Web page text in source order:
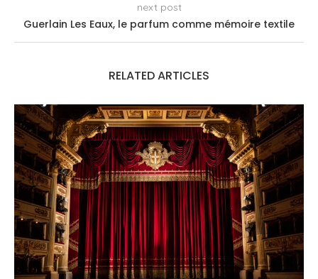
next post
Guerlain Les Eaux, le parfum comme mémoire textile
RELATED ARTICLES